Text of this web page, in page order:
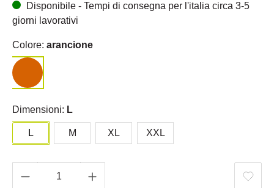
Disponibile - Tempi di consegna per l'italia circa 3-5
giorni lavorativi
Colore: arancione
Dimensioni: L
L M XL XXL